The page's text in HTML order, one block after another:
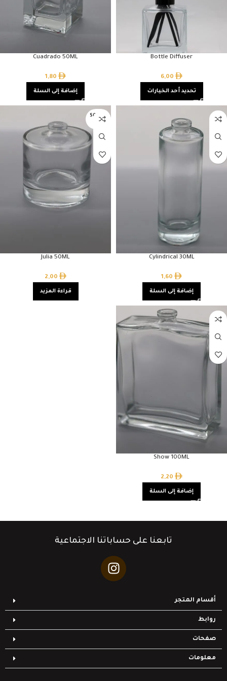
Bottle Diffuser
6,00
تحديد أحد الخيارات
Cuadrado 50ML
1,80
إضافة إلى السلة
Cylindrical 30ML
1,60
إضافة إلى السلة
SOLD O
UT
Julia 50ML
2,00
قراءة المزيد
Show 100ML
2,20
إضافة إلى السلة
تابعنا على حساباتنا الاجتماعية
أقسام المتجر
روابط
صفحات
معلومات